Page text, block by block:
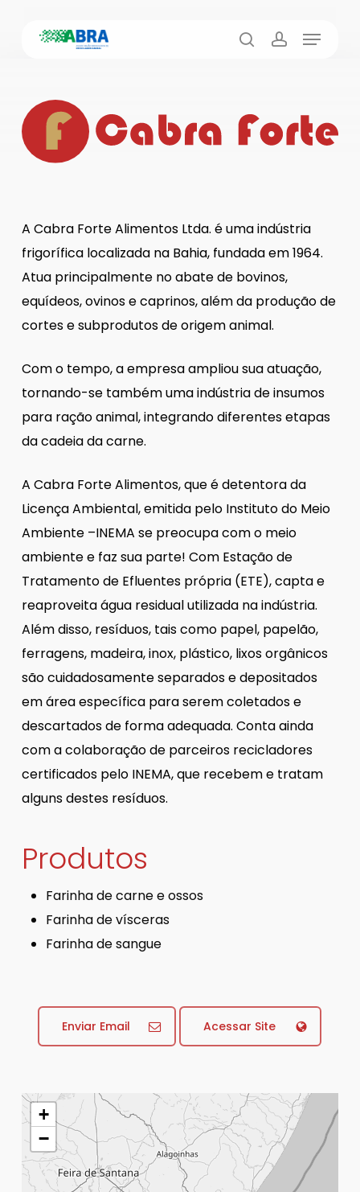
Menu
A Cabra Forte Alimentos Ltda. é uma indústria
frigorífica localizada na Bahia, fundada em 1964.
Atua principalmente no abate de bovinos,
equídeos, ovinos e caprinos, além da produção de
cortes e subprodutos de origem animal.
Com o tempo, a empresa ampliou sua atuação,
tornando-se também uma indústria de insumos
para ração animal, integrando diferentes etapas
da cadeia da carne.
A Cabra Forte Alimentos, que é detentora da
Licença Ambiental, emitida pelo Instituto do Meio
Ambiente –INEMA se preocupa com o meio
ambiente e faz sua parte! Com Estação de
Tratamento de Efluentes própria (ETE), capta e
reaproveita água residual utilizada na indústria.
Além disso, resíduos, tais como papel, papelão,
ferragens, madeira, inox, plástico, lixos orgânicos
são cuidadosamente separados e depositados
em área específica para serem coletados e
descartados de forma adequada. Conta ainda
com a colaboração de parceiros recicladores
certificados pelo INEMA, que recebem e tratam
alguns destes resíduos.
Produtos
Farinha de carne e ossos
Farinha de vísceras
Farinha de sangue
Enviar Email Acessar Site
+
−